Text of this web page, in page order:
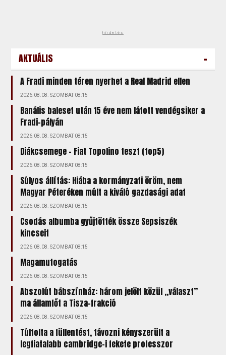
hirdetés
AKTUÁLIS -
A Fradi minden téren nyerhet a Real Madrid ellen
2026.08.08. SZOMBAT 08:15
Banális baleset után 15 éve nem látott vendégsiker a
Fradi-pályán
2026.08.08. SZOMBAT 08:15
Diákcsemege – Fiat Topolino teszt (top5)
2026.08.08. SZOMBAT 08:15
Súlyos állítás: Hiába a kormányzati öröm, nem
Magyar Péteréken múlt a kiváló gazdasági adat
2026.08.08. SZOMBAT 08:15
Csodás albumba gyűjtötték össze Sepsiszék
kincseit
2026.08.08. SZOMBAT 08:15
Magamutogatás
2026.08.08. SZOMBAT 08:15
Abszolút bábszínház: három jelölt közül „választ”
ma államfőt a Tisza-frakció
2026.08.08. SZOMBAT 08:15
Túltolta a füllentést, távozni kényszerült a
legfiatalabb cambridge-i fekete professzor